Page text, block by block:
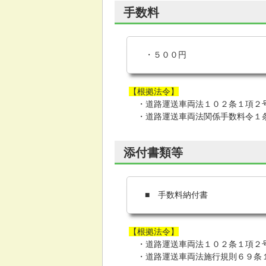
手数料
・５００円
【根拠法令】
・道路運送車両法１０２条１項２
・道路運送車両法関係手数料令１
添付書類等
■ 手数料納付書
【根拠法令】
・道路運送車両法１０２条１項２
・道路運送車両法施行規則６９条